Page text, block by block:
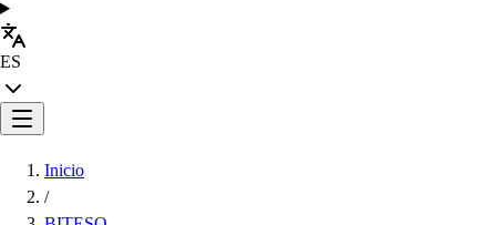
ES
Inicio
/